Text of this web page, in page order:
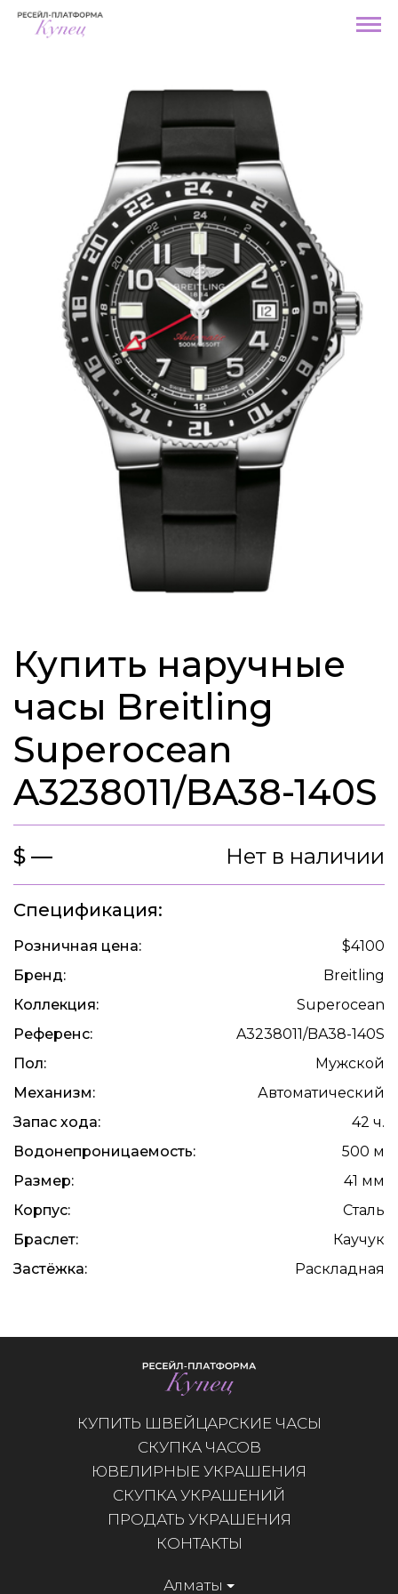
Купить наручные
часы Breitling
Superocean
A3238011/BA38-140S
$ — Нет в наличии
Спецификация:
Розничная цена:
$4100
Бренд:
Breitling
Коллекция:
Superocean
Референс:
A3238011/BA38-140S
Пол:
Мужской
Механизм:
Автоматический
Запас хода:
42 ч.
Водонепроницаемость:
500 м
Размер:
41 мм
Корпус:
Сталь
Браслет:
Каучук
Застёжка:
Раскладная
КУПИТЬ ШВЕЙЦАРСКИЕ ЧАСЫ
СКУПКА ЧАСОВ
ЮВЕЛИРНЫЕ УКРАШЕНИЯ
СКУПКА УКРАШЕНИЙ
ПРОДАТЬ УКРАШЕНИЯ
КОНТАКТЫ
Алматы